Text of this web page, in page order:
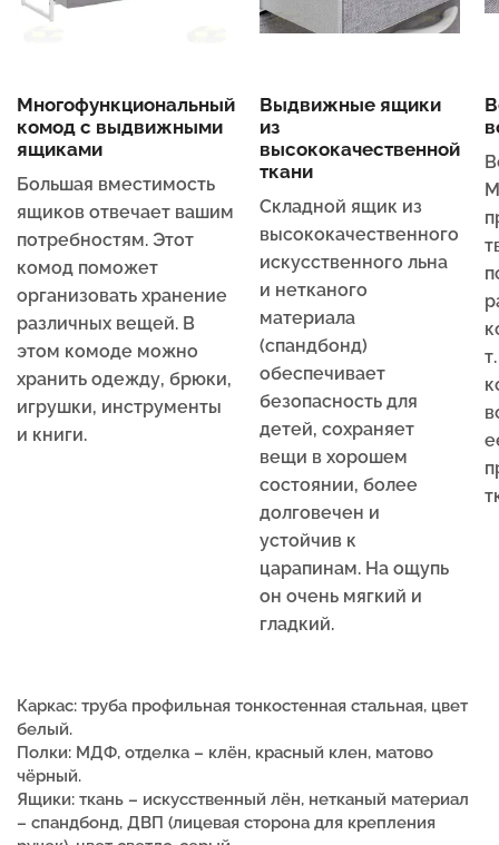
Многофункциональный
комод с выдвижными
ящиками
Большая вместимость
ящиков отвечает вашим
потребностям. Этот
комод поможет
организовать хранение
различных вещей. В
этом комоде можно
хранить одежду, брюки,
игрушки, инструменты
и книги.
Выдвижные ящики
из
высококачественной
ткани
Складной ящик из
высококачественного
искусственного льна
и нетканого
материала
(спандбонд)
обеспечивает
безопасность для
детей, сохраняет
вещи в хорошем
состоянии, более
долговечен и
устойчив к
царапинам. На ощупь
он очень мягкий и
гладкий.
Каркас: труба профильная тонкостенная стальная, цвет
белый.
Полки: МДФ, отделка – клён, красный клен, матово
чёрный.
Ящики: ткань – искусственный лён, нетканый материал
– спандбонд, ДВП (лицевая сторона для крепления